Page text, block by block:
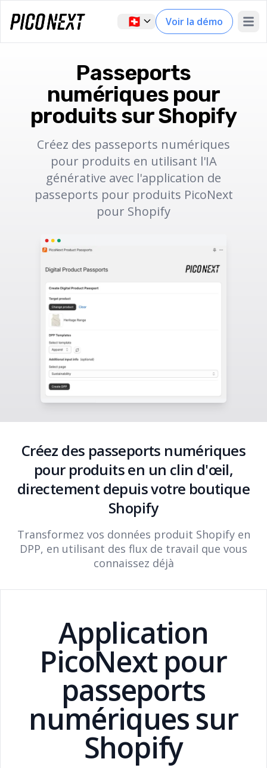
🇨🇭 Voir la démo Open
Passeports
numériques pour
produits sur Shopify
Créez des passeports numériques
pour produits en utilisant l'IA
générative avec l'application de
passeports pour produits PicoNext
pour Shopify
Créez des passeports numériques
pour produits en un clin d'œil,
directement depuis votre boutique
Shopify
Transformez vos données produit Shopify en
DPP, en utilisant des flux de travail que vous
connaissez déjà
Application
PicoNext pour
passeports
numériques sur
Shopify